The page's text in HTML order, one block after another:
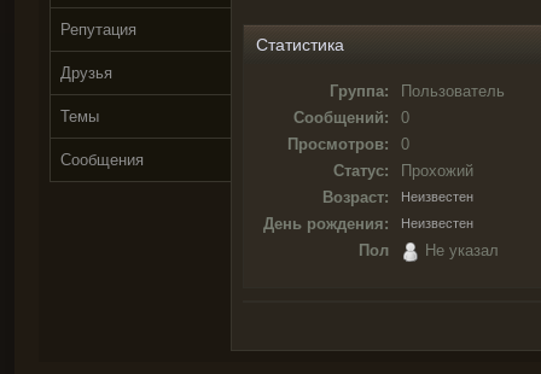
Репутация
Друзья
Темы
Сообщения
Статистика
Группа:
Пользователь
Сообщений:
0
Просмотров:
0
Статус:
Прохожий
Возраст:
Неизвестен
День рождения: Неизвестен
Пол Не указал